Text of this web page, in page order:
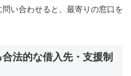
い合わせると、最寄りの窓口を
法的な借入先・支援制